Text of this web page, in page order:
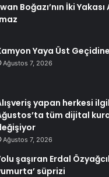
Boğazı’nın İki
Yaya Üst
Ağustos 7, 2026
yapan herkesi
tüm dijital
Ağustos 7, 2026
şaşıran Erdal
süprizi